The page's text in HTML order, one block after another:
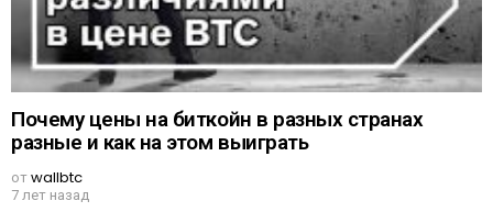
Почему цены на биткойн в разных странах
разные и как на этом выиграть
отwallbtc
7 лет назад